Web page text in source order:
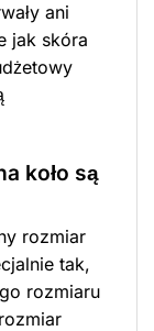
ani
jak skóra
koło są
rozmiar
tak,
rozmiaru